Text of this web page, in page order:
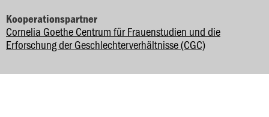
Kooperationspartner
Cornelia Goethe Centrum für Frauenstudien und die
Erforschung der Geschlechterverhältnisse (CGC)